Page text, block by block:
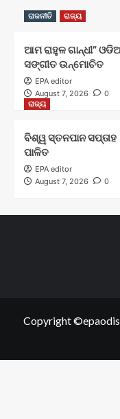
ରାଜନୀତି
ରାଜ୍ୟ
ଆମ ରାହୁଳ ଗାନ୍ଧୀ”
ସଙ୍ଗୀତ ଉନ୍ମୋଚିତ
EPA editor
August 7, 2026
0
ରାଜ୍ୟ
ବିଶ୍ୱ ସ୍ତନପାନ ସପ୍ତାହ
ପାଳିତ
EPA editor
August 7, 2026
0
Copyright